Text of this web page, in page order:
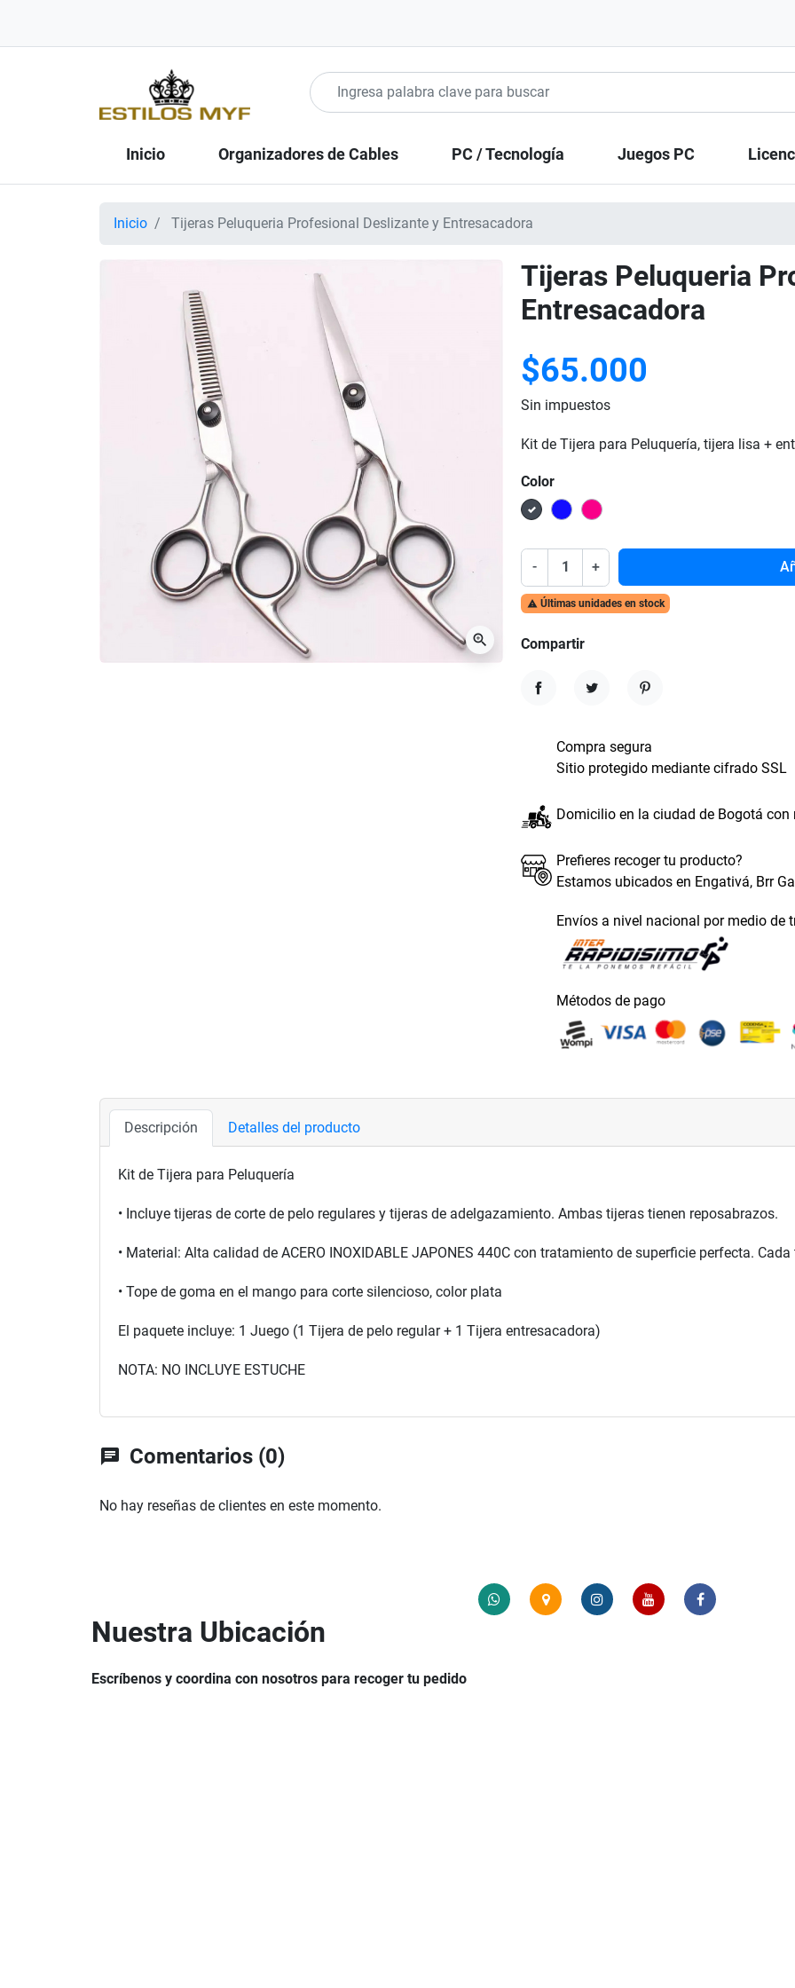
Inicio Organizadores de Cables PC / Tecnología Juegos PC
Inicio Tijeras Peluqueria Profesional Deslizante y Entresacadora
zoom_in
Tijeras Peluqueria
Entresacadora
$65.000
Sin impuestos
Kit de Tijera para Peluquería, tijera lisa +
Color
NegroAzulRosa Pink
- +
 Últimas unidades en stock
Compartir
Compra segura
Sitio protegido mediante cifrado SSL
Domicilio en la ciudad de Bogotá con
Prefieres recoger tu producto?
Estamos ubicados en Engativá, Brr
Envíos a nivel nacional por medio de
Métodos de pago
Descripción Detalles del producto
Kit de Tijera para Peluquería
• Incluye tijeras de corte de pelo regulares y tijeras de adelgazamiento. Ambas tijeras tienen reposabrazos.
• Material: Alta calidad de ACERO INOXIDABLE JAPONES 440C con tratamiento de superficie perfecta.
• Tope de goma en el mango para corte silencioso, color plata
El paquete incluye: 1 Juego (1 Tijera de pelo regular + 1 Tijera entresacadora)
NOTA: NO INCLUYE ESTUCHE
chat Comentarios (0)
No hay reseñas de clientes en este momento.
Nuestra Ubicación
Escríbenos y coordina con nosotros para recoger tu pedido